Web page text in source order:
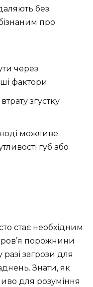
без
про
через
фактори.
згустку
можливе
губ або
стає необхідним
порожнини
загрози для
Знати, як
для розуміння